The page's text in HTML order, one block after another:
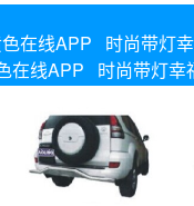
在线APP
时尚带灯
在线APP 时尚带灯幸